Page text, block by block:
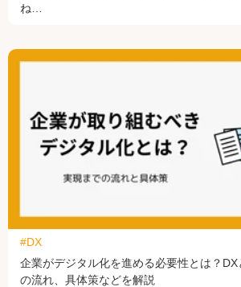
ね…
企業がデジタル化を進める必要性とは？
の流れ、具体策などを解説
#DX